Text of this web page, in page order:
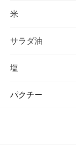
米
サラダ油
塩
パクチー